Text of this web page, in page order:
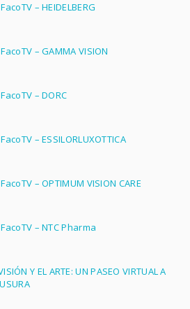
– HEIDELBERG
– GAMMA VISION
– DORC
– ESSILORLUXOTTICA
– OPTIMUM VISION CARE
– NTC Pharma
Y EL ARTE: UN PASEO VIRTUAL A